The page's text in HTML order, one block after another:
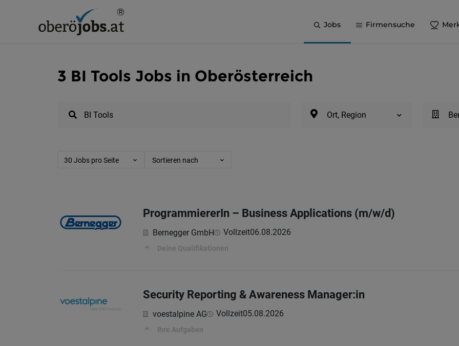
Jobs Firmensuche
3 BI Tools Jobs in Oberösterreich
Ort, Region
30 Jobs pro Seite Sortieren nach
ProgrammiererIn – Business Applications (m/w/d)
Bernegger GmbH Vollzeit06.08.2026
Deine Qualifikationen
Security Reporting & Awareness Manager:in
voestalpine AG Vollzeit05.08.2026
Ihre Aufgaben